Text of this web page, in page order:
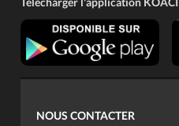
NOUS CONTACTER